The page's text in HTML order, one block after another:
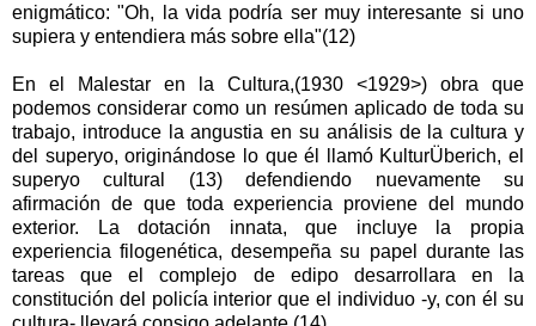
enigmático: "Oh, la vida podría ser muy interesante si uno
supiera y entendiera más sobre ella"(12)
En el Malestar en la Cultura,(1930 <1929>) obra que
podemos considerar como un resúmen aplicado de toda su
trabajo, introduce la angustia en su análisis de la cultura y
del superyo, originándose lo que él llamó KulturÜberich, el
superyo cultural (13) defendiendo nuevamente su
afirmación de que toda experiencia proviene del mundo
exterior. La dotación innata, que incluye la propia
experiencia filogenética, desempeña su papel durante las
tareas que el complejo de edipo desarrollara en la
constitución del policía interior que el individuo -y, con él su